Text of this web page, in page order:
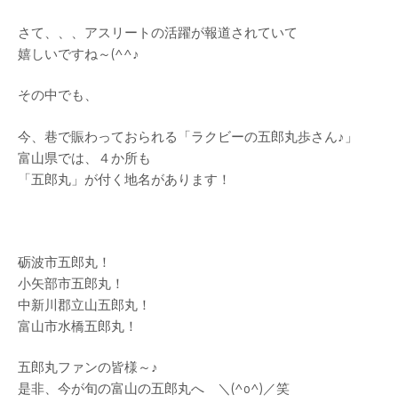
さて、、、アスリートの活躍が報道されていて
嬉しいですね～(^^♪
その中でも、
今、巷で賑わっておられる「ラクビーの五郎丸歩さん♪」
富山県では、４か所も
「五郎丸」が付く地名があります！
砺波市五郎丸！
小矢部市五郎丸！
中新川郡立山五郎丸！
富山市水橋五郎丸！
五郎丸ファンの皆様～♪
是非、今が旬の富山の五郎丸へ ＼(^o^)／笑